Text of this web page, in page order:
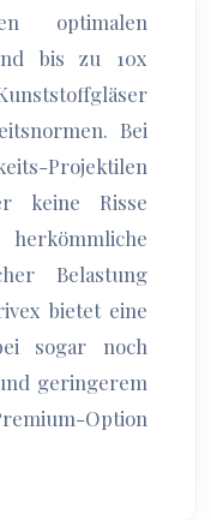
optimalen
bis zu 10x
Bei
Projektilen
keine Risse
Belastung
bietet eine
sogar noch
geringerem
Option